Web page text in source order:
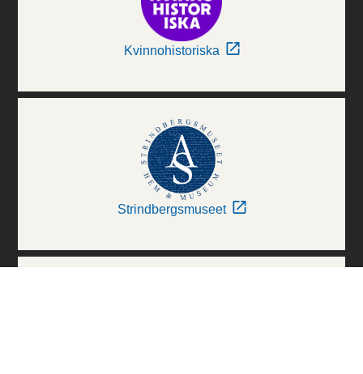
Kvinnohistoriska
Strindbergsmuseet